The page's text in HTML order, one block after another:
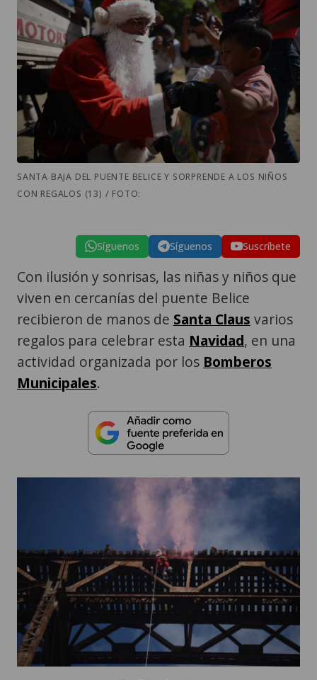
SANTA BAJA DEL PUENTE BELICE Y SORPRENDE A LOS NIÑOS
CON REGALOS (13) / FOTO:
Síguenos Síguenos Suscríbete
Con ilusión y sonrisas, las niñas y niños que
viven en cercanías del puente Belice
recibieron de manos de Santa Claus varios
regalos para celebrar esta Navidad, en una
actividad organizada por los Bomberos
Municipales.